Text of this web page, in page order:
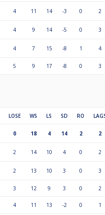
4 11 14 -3 0 2
4 9 14 -5 0 3
4 7 15 -8 1 4
5 9 17 -8 0 3
LOSE WS LS SD RO
0 18 4 14 2 2
2 14 10 4 0 2
2 13 10 3 0 3
3 12 9 3 0 2
4 11 13 -2 0 1